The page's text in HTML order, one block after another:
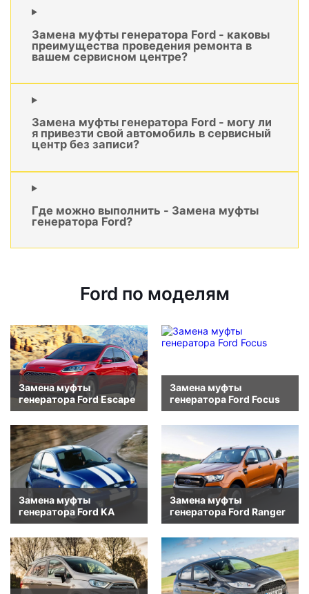
Замена муфты генератора Ford - каковы
преимущества проведения ремонта в
вашем сервисном центре?
Замена муфты генератора Ford - могу ли
я привезти свой автомобиль в сервисный
центр без записи?
Где можно выполнить - Замена муфты
генератора Ford?
Ford по моделям
Замена муфты
генератора Ford Escape
Замена муфты
генератора Ford Focus
Замена муфты
генератора Ford KA
Замена муфты
генератора Ford Ranger